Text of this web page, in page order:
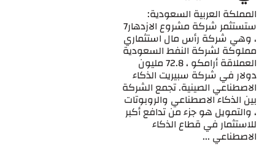
المملكة العربية السعودية:
ستستثمر شركة مشروع الازدهار7
، وهي شركة رأس مال استثماري
مملوكة لشركة النفط السعودية
العملاقة أرامكو ، 72.8 مليون
دولار في شركة سبيريت الذكاء
الاصطناعي الصينية. تجمع الشركة
بين الذكاء الاصطناعي والروبوتات
، والتمويل هو جزء من تدافع أكبر
للاستثمار في قطاع الذكاء
الاصطناعي ...